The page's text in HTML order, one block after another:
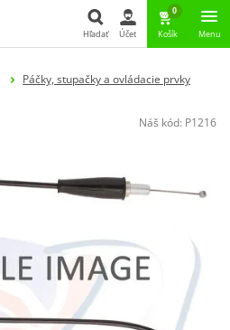
Hľadať
Hľadať Účet
0
Košík Menu
Páčky, stupačky a ovládacie prvky
Náš kód: P1216